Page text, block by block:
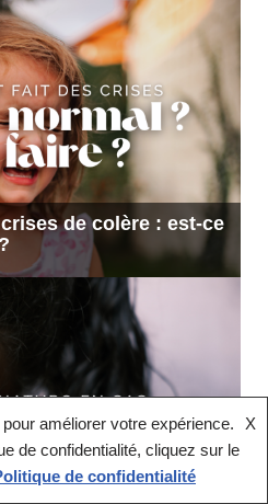
de colère : est-ce
améliorer votre expérience.
de confidentialité, cliquez sur le
X
de confidentialité